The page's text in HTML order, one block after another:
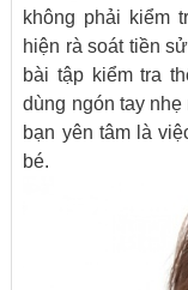
không phải kiểm
hiện rà soát tiền
bài tập kiểm tra
dùng ngón tay nhẹ
bạn yên tâm là
bé.